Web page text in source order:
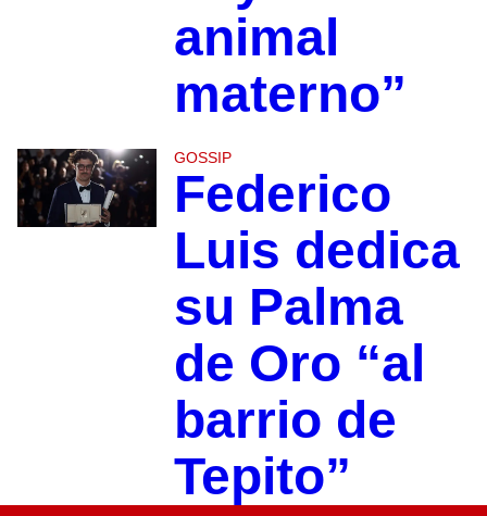
animal
materno”
GOSSIP
Federico
Luis dedica
su Palma
de Oro “al
barrio de
Tepito”